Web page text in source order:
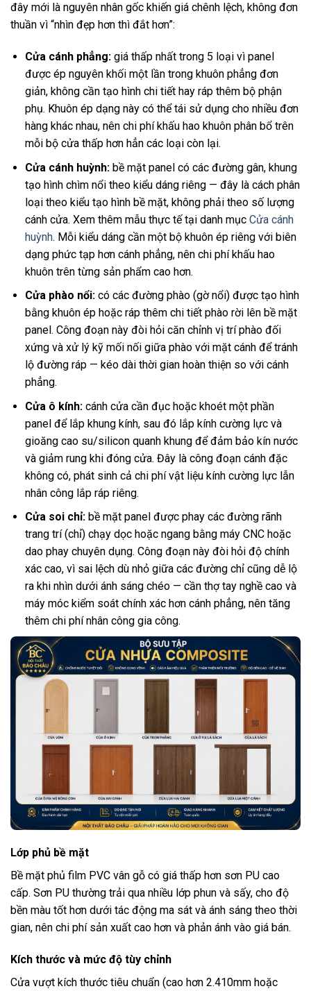
đây mới là nguyên nhân gốc khiến giá chênh lệch, không đơn
thuần vì “nhìn đẹp hơn thì đắt hơn”:
Cửa cánh phẳng:giá thấp nhất trong 5 loại vì panel
được ép nguyên khối một lần trong khuôn phẳng đơn
giản, không cần tạo hình chi tiết hay ráp thêm bộ phận
phụ. Khuôn ép dạng này có thể tái sử dụng cho nhiều đơn
hàng khác nhau, nên chi phí khấu hao khuôn phân bổ trên
mỗi bộ cửa thấp hơn hẳn các loại còn lại.
Cửa cánh huỳnh:bề mặt panel có các đường gân, khung
tạo hình chìm nổi theo kiểu dáng riêng — đây là cách phân
loại theo kiểu tạo hình bề mặt, không phải theo số lượng
cánh cửa. Xem thêm mẫu thực tế tại danh mục Cửa cánh
huỳnh. Mỗi kiểu dáng cần một bộ khuôn ép riêng với biên
dạng phức tạp hơn cánh phẳng, nên chi phí khấu hao
khuôn trên từng sản phẩm cao hơn.
Cửa phào nổi:có các đường phào (gờ nổi) được tạo hình
bằng khuôn ép hoặc ráp thêm chi tiết phào rời lên bề mặt
panel. Công đoạn này đòi hỏi căn chỉnh vị trí phào đối
xứng và xử lý kỹ mối nối giữa phào với mặt cánh để tránh
lộ đường ráp — kéo dài thời gian hoàn thiện so với cánh
phẳng.
Cửa ô kính:cánh cửa cần đục hoặc khoét một phần
panel để lắp khung kính, sau đó lắp kính cường lực và
gioăng cao su/silicon quanh khung để đảm bảo kín nước
và giảm rung khi đóng cửa. Đây là công đoạn cánh đặc
không có, phát sinh cả chi phí vật liệu kính cường lực lẫn
nhân công lắp ráp riêng.
Cửa soi chỉ:bề mặt panel được phay các đường rãnh
trang trí (chỉ) chạy dọc hoặc ngang bằng máy CNC hoặc
dao phay chuyên dụng. Công đoạn này đòi hỏi độ chính
xác cao, vì sai lệch dù nhỏ giữa các đường chỉ cũng dễ lộ
ra khi nhìn dưới ánh sáng chéo — cần thợ tay nghề cao và
máy móc kiểm soát chính xác hơn cánh phẳng, nên tăng
thêm chi phí nhân công gia công.
Lớp phủ bề mặt
Bề mặt phủ film PVC vân gỗ có giá thấp hơn sơn PU cao
cấp. Sơn PU thường trải qua nhiều lớp phun và sấy, cho độ
bền màu tốt hơn dưới tác động ma sát và ánh sáng theo thời
gian, nên chi phí sản xuất cao hơn và phản ánh vào giá bán.
Kích thước và mức độ tùy chỉnh
Cửa vượt kích thước tiêu chuẩn (cao hơn 2.410mm hoặc